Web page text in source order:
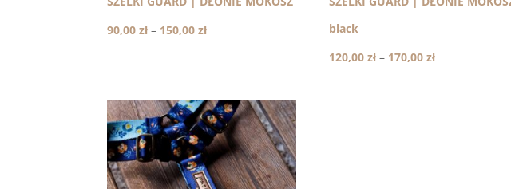
90,00zł – 150,00złZakres
do
150,00 zł
black
120,00zł – 170,00złZakres